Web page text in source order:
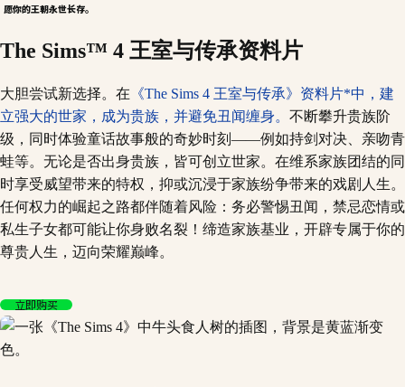
愿你的王朝永世长存。
The Sims™ 4 王室与传承资料片
大胆尝试新选择。在 《The Sims 4 王室与传承》资料片*中，建
立强大的世家，成为贵族，并避免丑闻缠身。 不断攀升贵族阶
级，同时体验童话故事般的奇妙时刻——例如持剑对决、亲吻青
蛙等。无论是否出身贵族，皆可创立世家。在维系家族团结的同
时享受威望带来的特权，抑或沉浸于家族纷争带来的戏剧人生。
任何权力的崛起之路都伴随着风险：务必警惕丑闻，禁忌恋情或
私生子女都可能让你身败名裂！缔造家族基业，开辟专属于你的
尊贵人生，迈向荣耀巅峰。
立即购买